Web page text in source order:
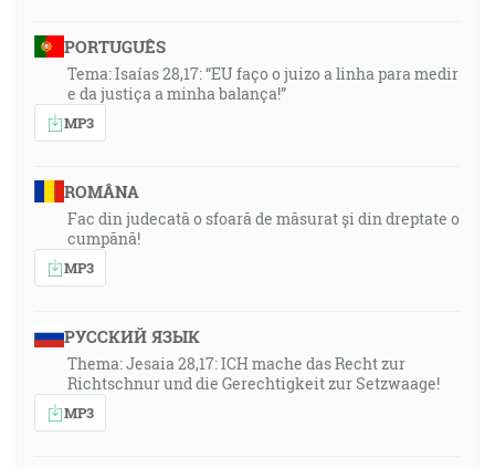
PORTUGUÊS
Tema: Isaías 28,17: “EU faço o juizo a linha para medir
e da justiça a minha balança!”
MP3
ROMÂNA
Fac din judecată o sfoară de măsurat și din dreptate o
cumpănă!
MP3
РУССКИЙ ЯЗЫК
Thema: Jesaia 28,17: ICH mache das Recht zur
Richtschnur und die Gerechtigkeit zur Setzwaage!
MP3